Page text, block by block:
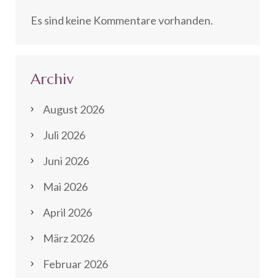
Es sind keine Kommentare vorhanden.
Archiv
August 2026
Juli 2026
Juni 2026
Mai 2026
April 2026
März 2026
Februar 2026